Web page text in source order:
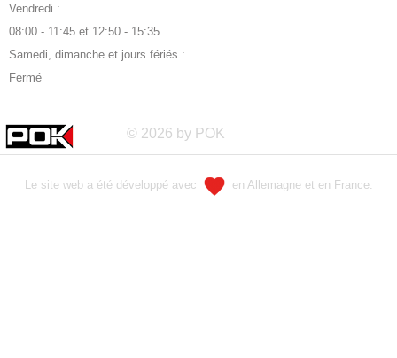
Vendredi :
08:00 - 11:45 et 12:50 - 15:35
Samedi, dimanche et jours fériés :
Fermé
© 2026 by POK
Le site web a été développé avec en Allemagne et en France.